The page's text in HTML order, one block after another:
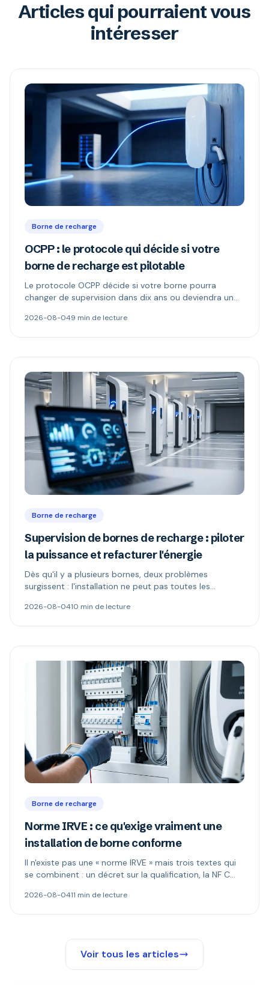
Articles qui pourraient vous
intéresser
Borne de recharge
OCPP : le protocole qui décide si votre
borne de recharge est pilotable
Le protocole OCPP décide si votre borne pourra
changer de supervision dans dix ans ou deviendra un
versions 1.6 et 2.0.1, et comment repérer une borne «
2026-08-049 min de lecture
Borne de recharge
Supervision de bornes de recharge : piloter
la puissance et refacturer l'énergie
Dès qu'il y a plusieurs bornes, deux problèmes
surgissent : l'installation ne peut pas toutes les
paie. Délestage dynamique, comptage MID et schémas
2026-08-0410 min de lecture
Borne de recharge
Norme IRVE : ce qu'exige vraiment une
installation de borne conforme
Il n'existe pas une « norme IRVE » mais trois textes qui
se combinent : un décret sur la qualification, la NF C
borne. Ce qui est réellement obligatoire, et quand le
2026-08-0411 min de lecture
Voir tous les articles